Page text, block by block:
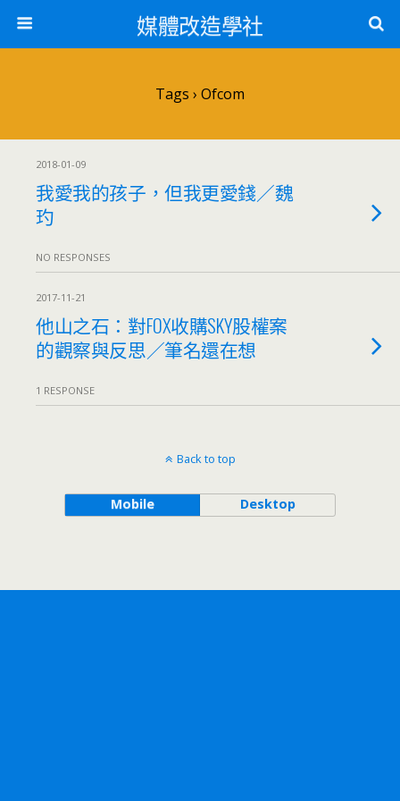
媒體改造學社
Tags › Ofcom
2018-01-09
我愛我的孩子，但我更愛錢／魏
玓
NO RESPONSES
2017-11-21
他山之石：對FOX收購SKY股權案
的觀察與反思／筆名還在想
1 RESPONSE
Back to top
Mobile Desktop